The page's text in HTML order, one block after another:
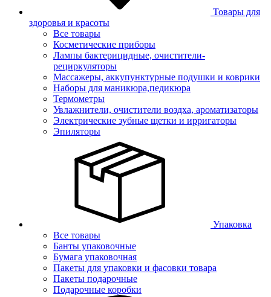
Товары для
здоровья и красоты
Все товары
Косметические приборы
Лампы бактерицидные, очистители-
рециркуляторы
Массажеры, аккупунктурные подушки и коврики
Наборы для маникюра,педикюра
Термометры
Увлажнители, очистители воздха, ароматизаторы
Электрические зубные щетки и ирригаторы
Эпиляторы
Упаковка
Все товары
Банты упаковочные
Бумага упаковочная
Пакеты для упаковки и фасовки товара
Пакеты подарочные
Подарочные коробки